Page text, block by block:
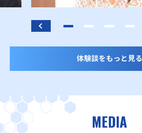
体験談をもっと見る
MEDIA